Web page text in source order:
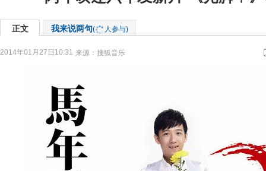
正文 我来说两句( 人参与)
2014年01月27日10:31 来源： 搜狐音乐